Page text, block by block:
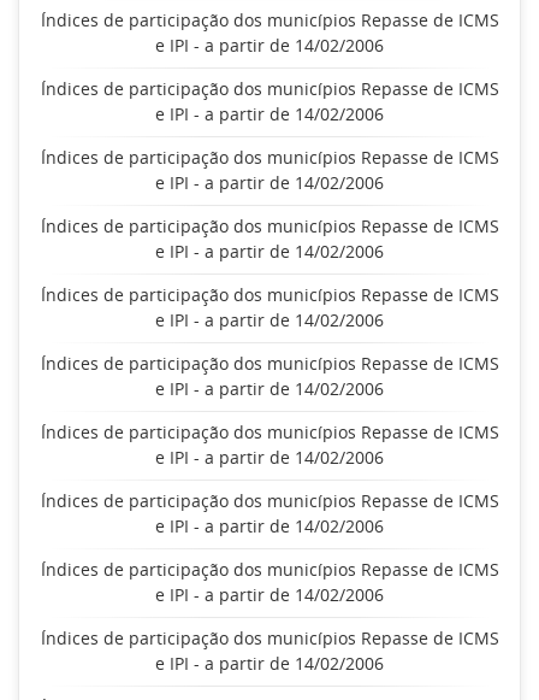
Índices de participação dos municípios Repasse de ICMS
e IPI - a partir de 14/02/2006
Índices de participação dos municípios Repasse de ICMS
e IPI - a partir de 14/02/2006
Índices de participação dos municípios Repasse de ICMS
e IPI - a partir de 14/02/2006
Índices de participação dos municípios Repasse de ICMS
e IPI - a partir de 14/02/2006
Índices de participação dos municípios Repasse de ICMS
e IPI - a partir de 14/02/2006
Índices de participação dos municípios Repasse de ICMS
e IPI - a partir de 14/02/2006
Índices de participação dos municípios Repasse de ICMS
e IPI - a partir de 14/02/2006
Índices de participação dos municípios Repasse de ICMS
e IPI - a partir de 14/02/2006
Índices de participação dos municípios Repasse de ICMS
e IPI - a partir de 14/02/2006
Índices de participação dos municípios Repasse de ICMS
e IPI - a partir de 14/02/2006